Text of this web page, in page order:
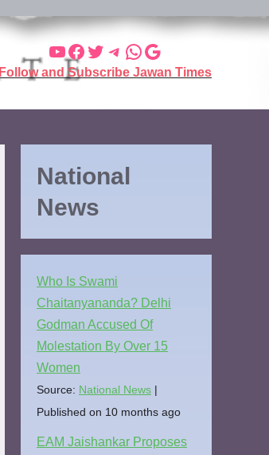
Follow and Subscribe Jawan Times
National
News
Who Is Swami
Chaitanyananda? Delhi
Godman Accused Of
Molestation By Over 15
Women
Source: National News
Published on 10 months ago
EAM Jaishankar Proposes